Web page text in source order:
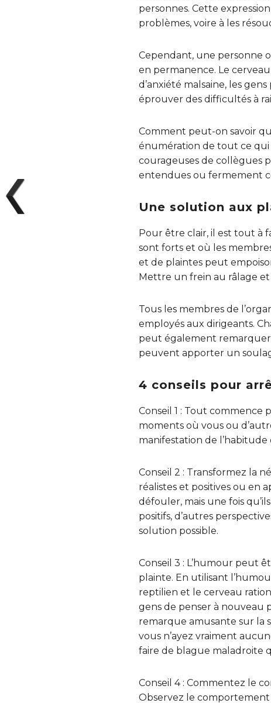
personnes. Cette
problèmes, voire à les
Cependant, une personne
en permanence. Le
d’anxiété malsaine, les
éprouver des difficultés à
Comment peut-on savoir
énumération de tout ce qui
courageuses de collègues
entendues ou fermement
Une solution aux
Pour être clair, il est tout à
sont forts et où les
et de plaintes peut
Mettre un frein au râlage et
Tous les membres de
employés aux dirigeants.
peut également remarquer
peuvent apporter un
4 conseils pour
Conseil 1 : Tout
moments où vous ou
manifestation de l’habitude
Conseil 2 : Transformez la
réalistes et positives ou en
défouler, mais une fois
positifs, d’autres
solution possible.
Conseil 3 : L’humour peut
plainte. En utilisant
reptilien et le cerveau
gens de penser à nouveau
remarque amusante sur la
vous n’ayez vraiment
faire de blague maladroite
Conseil 4 : Commentez le
Observez le comportement